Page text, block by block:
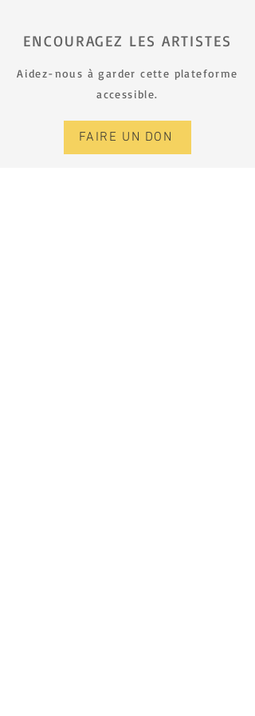
ENCOURAGEZ LES ARTISTES
Aidez-nous à garder cette plateforme
accessible.
FAIRE UN DON